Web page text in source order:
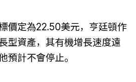
價定為22.50美元，亨廷頓作
型資產，其有機增長速度遠
預計不會停止。